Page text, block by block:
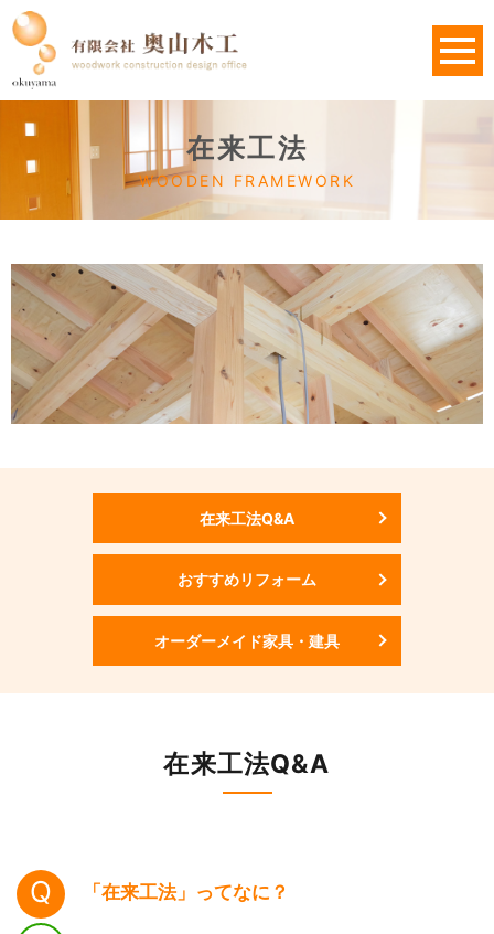
在来工法
WOODEN FRAMEWORK
在来工法Q&A
おすすめリフォーム
オーダーメイド家具・建具
在来工法Q&A
「在来工法」ってなに？